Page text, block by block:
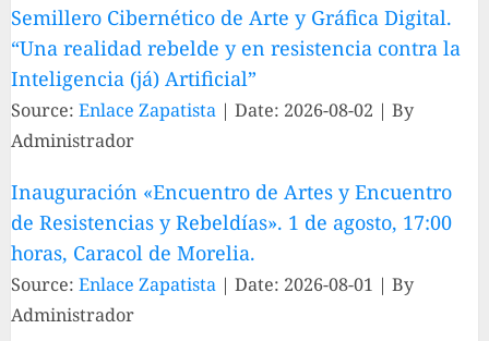
Semillero Cibernético de Arte y Gráfica Digital.
“Una realidad rebelde y en resistencia contra la
Inteligencia (já) Artificial”
Source: Enlace Zapatista Date: 2026-08-02
By
Administrador
Inauguración «Encuentro de Artes y Encuentro
de Resistencias y Rebeldías». 1 de agosto, 17:00
horas, Caracol de Morelia.
Source: Enlace Zapatista Date: 2026-08-01
By
Administrador